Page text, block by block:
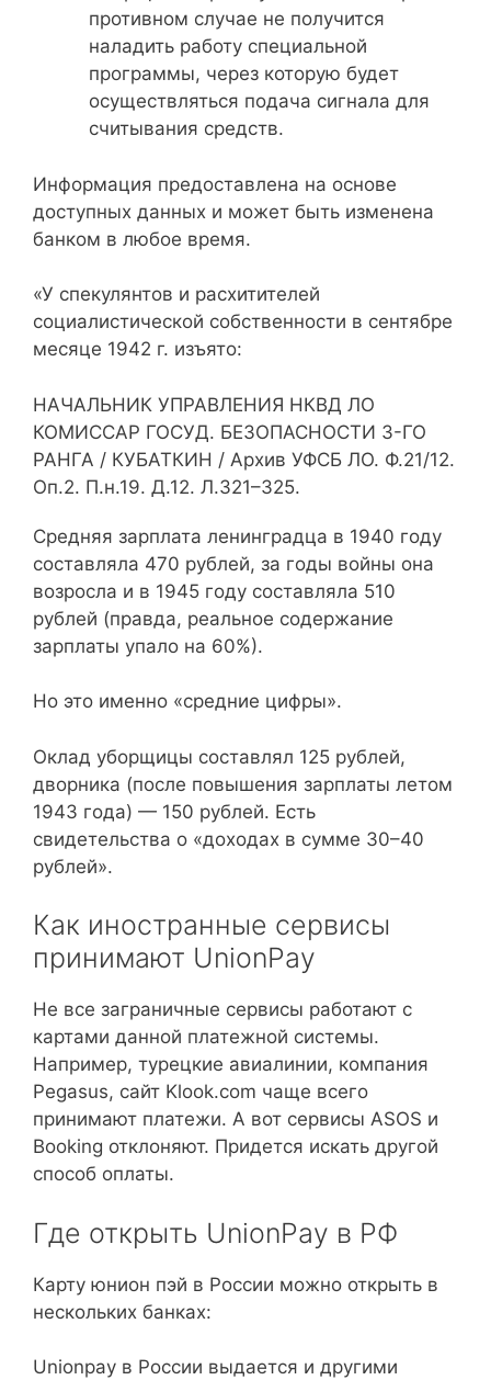
противном случае не получится
наладить работу специальной
программы, через которую будет
осуществляться подача сигнала для
считывания средств.
Информация предоставлена на основе
доступных данных и может быть изменена
банком в любое время.
«У спекулянтов и расхитителей
социалистической собственности в сентябре
месяце 1942 г. изъято:
НАЧАЛЬНИК УПРАВЛЕНИЯ НКВД ЛО
КОМИССАР ГОСУД. БЕЗОПАСНОСТИ 3-ГО
РАНГА / КУБАТКИН / Архив УФСБ ЛО. Ф.21/12.
Оп.2. П.н.19. Д.12. Л.321–325.
Средняя зарплата ленинградца в 1940 году
составляла 470 рублей, за годы войны она
возросла и в 1945 году составляла 510
рублей (правда, реальное содержание
зарплаты упало на 60%).
Но это именно «средние цифры».
Оклад уборщицы составлял 125 рублей,
дворника (после повышения зарплаты летом
1943 года) — 150 рублей. Есть
свидетельства о «доходах в сумме 30–40
рублей».
Как иностранные сервисы
принимают UnionPay
Не все заграничные сервисы работают с
картами данной платежной системы.
Например, турецкие авиалинии, компания
Pegasus, сайт Klook.com чаще всего
принимают платежи. А вот сервисы ASOS и
Booking отклоняют. Придется искать другой
способ оплаты.
Где открыть UnionPay в РФ
Карту юнион пэй в России можно открыть в
нескольких банках:
Unionpay в России выдается и другими